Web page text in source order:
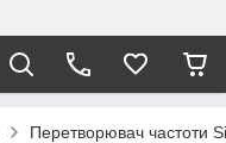
Перетворювач частоти